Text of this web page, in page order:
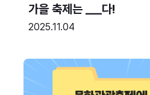
2025.11.04